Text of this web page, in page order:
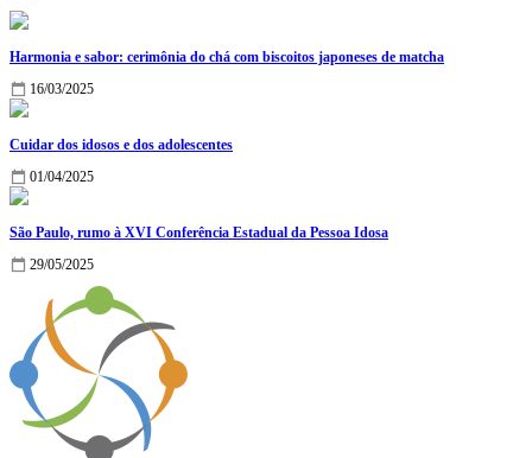
Harmonia e sabor: cerimônia do chá com biscoitos japoneses de matcha
16/03/2025
Cuidar dos idosos e dos adolescentes
01/04/2025
São Paulo, rumo à XVI Conferência Estadual da Pessoa Idosa
29/05/2025